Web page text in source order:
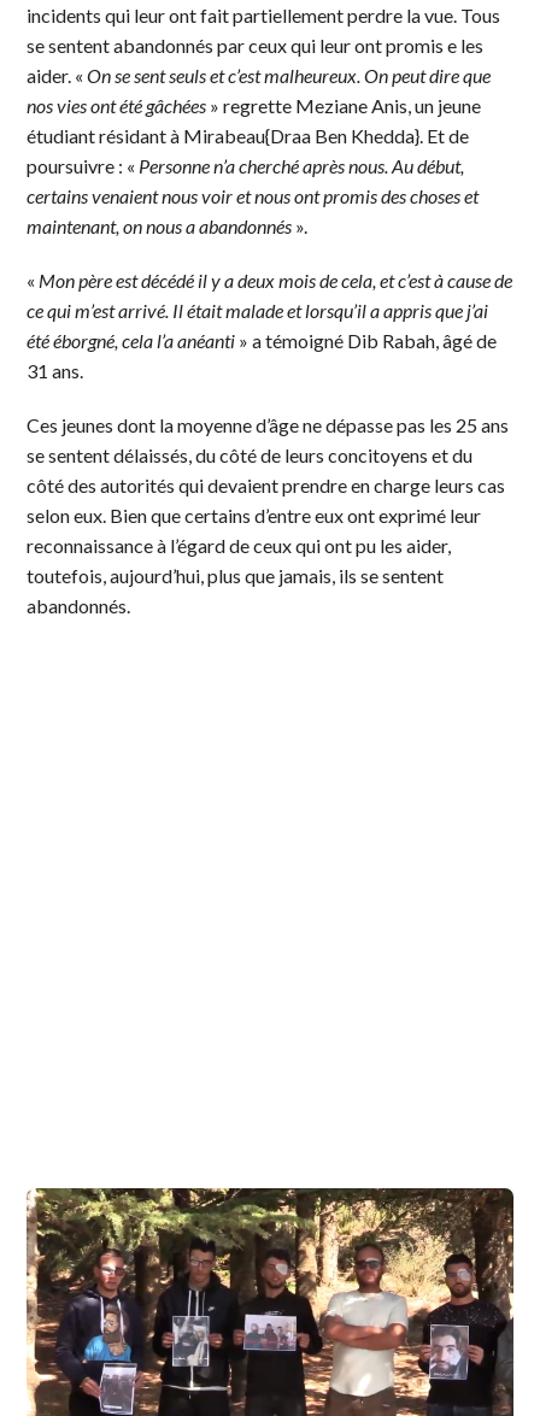
incidents qui leur ont fait partiellement perdre la vue. Tous
se sentent abandonnés par ceux qui leur ont promis e les
aider. «On se sent seuls et c’est malheureux. On peut dire que
nos vies ont été gâchées » regrette Meziane Anis, un jeune
étudiant résidant à Mirabeau{Draa Ben Khedda}. Et de
poursuivre : « Personne n’a cherché après nous. Au début,
certains venaient nous voir et nous ont promis des choses et
maintenant, on nous a abandonnés ».
« Mon père est décédé il y a deux mois de cela, et c’est à cause de
ce qui m’est arrivé. Il était malade et lorsqu’il a appris que j’ai
été éborgné, cela l’a anéanti » a témoigné Dib Rabah, âgé de
31 ans.
Ces jeunes dont la moyenne d’âge ne dépasse pas les 25 ans
se sentent délaissés, du côté de leurs concitoyens et du
côté des autorités qui devaient prendre en charge leurs cas
selon eux. Bien que certains d’entre eux ont exprimé leur
reconnaissance à l’égard de ceux qui ont pu les aider,
toutefois, aujourd’hui, plus que jamais, ils se sentent
abandonnés.